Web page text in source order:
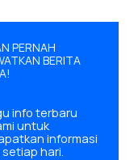
PERNAH
BERITA
info terbaru
untuk
informasi
hari.